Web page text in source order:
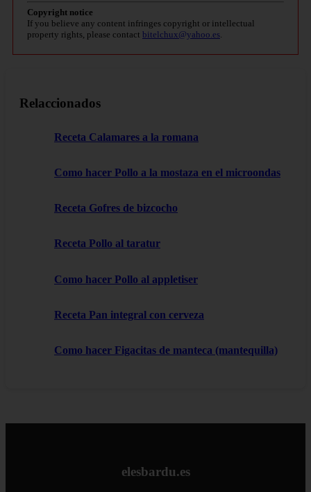
Copyright notice
If you believe any content infringes copyright or intellectual
property rights, please contact bitelchux@yahoo.es.
Relaccionados
Receta Calamares a la romana
Como hacer Pollo a la mostaza en el microondas
Receta Gofres de bizcocho
Receta Pollo al taratur
Como hacer Pollo al appletiser
Receta Pan integral con cerveza
Como hacer Figacitas de manteca (mantequilla)
elesbardu.es